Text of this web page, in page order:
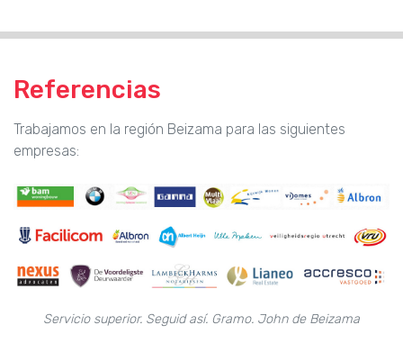
Referencias
Trabajamos en la región Beizama para las siguientes
empresas:
Servicio superior. Seguid así. Gramo. John de Beizama